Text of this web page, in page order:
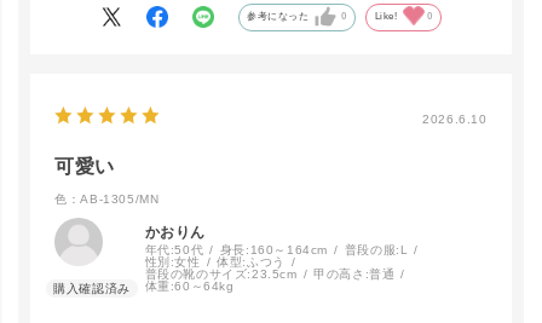
カラー/サイズ
参考になった 0 Like! 0
2026.6.10
可愛い
色：AB-1305/MN
かおりん
年代:50代 身長: 160～164cm 普段の服: L
性別:女性 体型: ふつう
普段の靴のサイズ:23.5cm 甲の高さ:普通
体重:60～64kg